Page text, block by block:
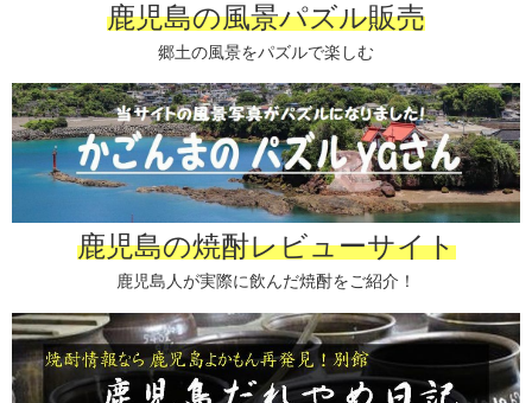
鹿児島の風景パズル販売
郷土の風景をパズルで楽しむ
鹿児島の焼酎レビューサイト
鹿児島人が実際に飲んだ焼酎をご紹介！